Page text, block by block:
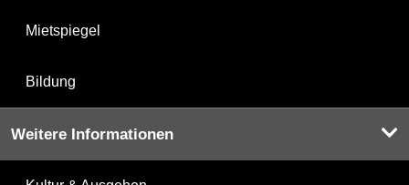
Mietspiegel
Bildung
Weitere Informationen